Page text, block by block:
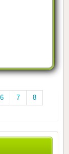
6 7
8